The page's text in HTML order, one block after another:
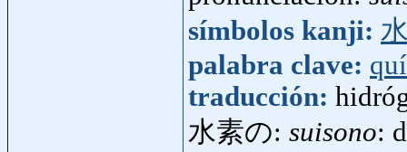
símbolos kanji:
palabra clave:
traducción:
水素の: suisono: